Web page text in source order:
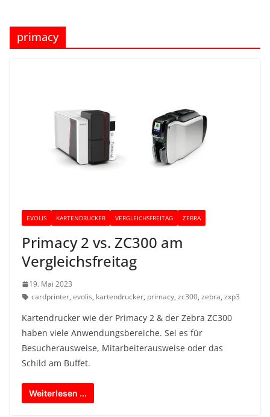
primacy
EVOLIS KARTENDRUCKER VERGLEICHSFREITAG ZEBRA
Primacy 2 vs. ZC300 am
Vergleichsfreitag
19. Mai 2023
cardprinter, evolis, kartendrucker, primacy, zc300, zebra, zxp3
Kartendrucker wie der Primacy 2 & der Zebra ZC300
haben viele Anwendungsbereiche. Sei es für
Besucherausweise, Mitarbeiterausweise oder das
Schild am Buffet.
Weiterlesen ...